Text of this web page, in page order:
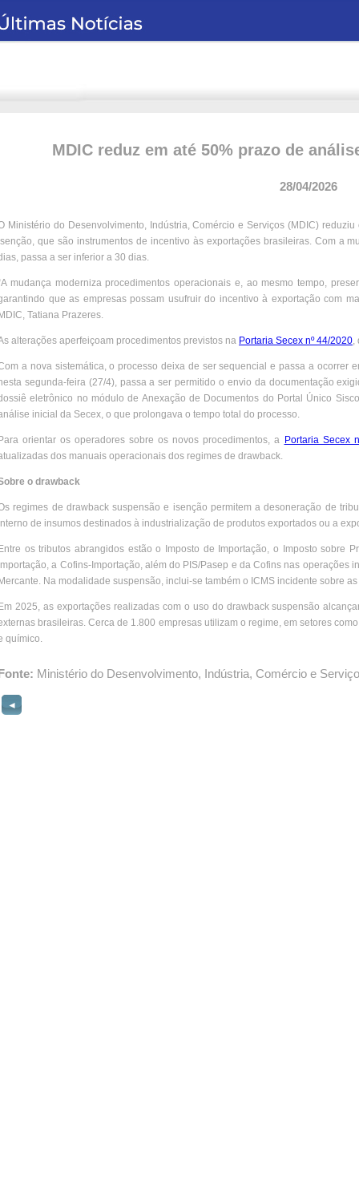
MDIC reduz em até 50% prazo de
28/04/2026
Ministério do Desenvolvimento, Indústria, Comércio e Serviços (MDIC)
que são instrumentos de incentivo às exportações brasileiras. Com a
passa a ser inferior a 30 dias.
mudança moderniza procedimentos operacionais e, ao mesmo tempo,
que as empresas possam usufruir do incentivo à exportação com
Tatiana Prazeres.
alterações aperfeiçoam procedimentos previstos na Portaria Secex nº 44/2020,
a nova sistemática, o processo deixa de ser sequencial e passa a ocorrer
segunda-feira (27/4), passa a ser permitido o envio da documentação
eletrônico no módulo de Anexação de Documentos do Portal Único
inicial da Secex, o que prolongava o tempo total do processo.
orientar os operadores sobre os novos procedimentos, a Portaria Secex
dos manuais operacionais dos regimes de drawback.
o drawback
regimes de drawback suspensão e isenção permitem a desoneração de
de insumos destinados à industrialização de produtos exportados ou a
os tributos abrangidos estão o Imposto de Importação, o Imposto sobre
a Cofins-Importação, além do PIS/Pasep e da Cofins nas operações
Na modalidade suspensão, inclui-se também o ICMS incidente sobre
2025, as exportações realizadas com o uso do drawback suspensão
brasileiras. Cerca de 1.800 empresas utilizam o regime, em setores
químico.
Ministério do Desenvolvimento, Indústria, Comércio e
◄